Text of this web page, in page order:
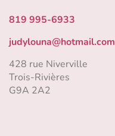
819 995-6933
judylouna@hotmail.com
428 rue Niverville
Trois-Rivières
G9A 2A2